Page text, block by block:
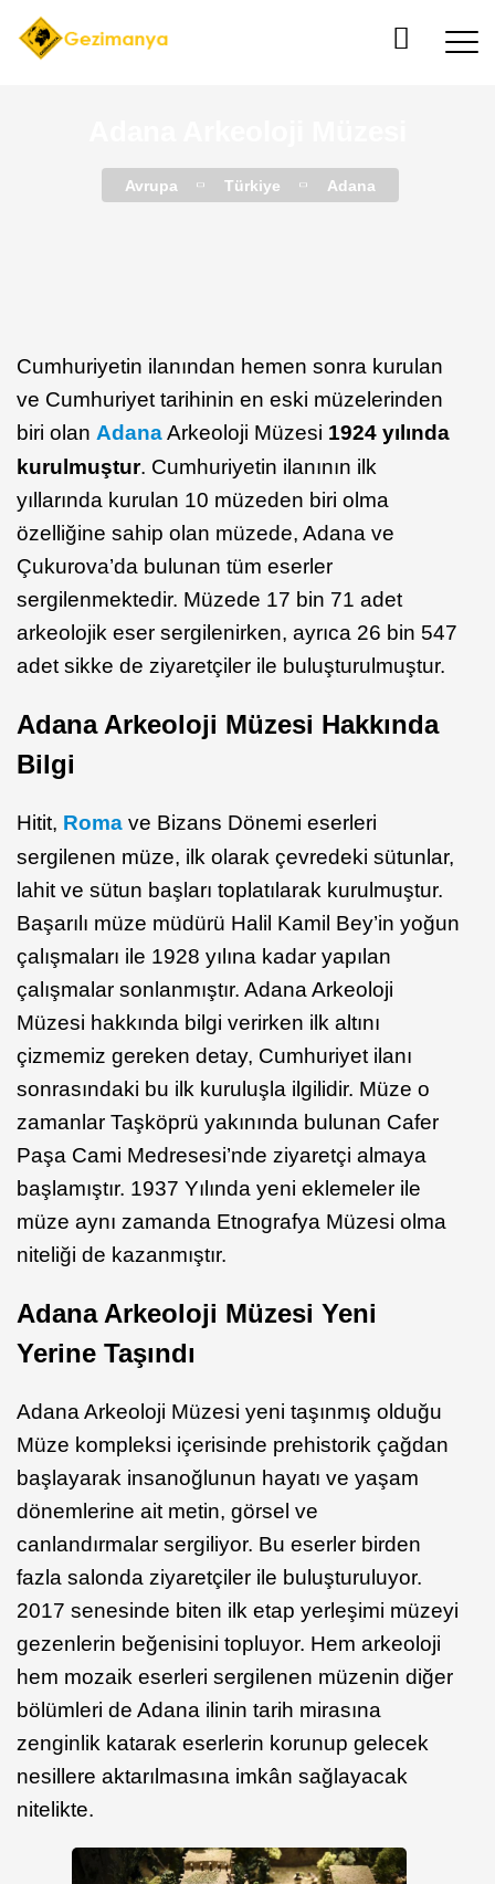
Avrupa Türkiye Adana
Cumhuriyetin ilanından hemen sonra kurulan
ve Cumhuriyet tarihinin en eski müzelerinden
biri olan AdanaArkeoloji Müzesi 1924 yılında
kurulmuştur. Cumhuriyetin ilanının ilk
yıllarında kurulan 10 müzeden biri olma
özelliğine sahip olan müzede, Adana ve
Çukurova’da bulunan tüm eserler
sergilenmektedir. Müzede 17 bin 71 adet
arkeolojik eser sergilenirken, ayrıca 26 bin 547
adet sikke de ziyaretçiler ile buluşturulmuştur.
Adana Arkeoloji Müzesi Hakkında
Bilgi
Hitit, Roma ve Bizans Dönemi eserleri
sergilenen müze, ilk olarak çevredeki sütunlar,
lahit ve sütun başları toplatılarak kurulmuştur.
Başarılı müze müdürü Halil Kamil Bey’in yoğun
çalışmaları ile 1928 yılına kadar yapılan
çalışmalar sonlanmıştır. Adana Arkeoloji
Müzesi hakkında bilgi verirken ilk altını
çizmemiz gereken detay, Cumhuriyet ilanı
sonrasındaki bu ilk kuruluşla ilgilidir. Müze o
zamanlar Taşköprü yakınında bulunan Cafer
Paşa Cami Medresesi’nde ziyaretçi almaya
başlamıştır. 1937 Yılında yeni eklemeler ile
müze aynı zamanda Etnografya Müzesi olma
niteliği de kazanmıştır.
Adana Arkeoloji Müzesi Yeni
Yerine Taşındı
Adana Arkeoloji Müzesi yeni taşınmış olduğu
Müze kompleksi içerisinde prehistorik çağdan
başlayarak insanoğlunun hayatı ve yaşam
dönemlerine ait metin, görsel ve
canlandırmalar sergiliyor. Bu eserler birden
fazla salonda ziyaretçiler ile buluşturuluyor.
2017 senesinde biten ilk etap yerleşimi müzeyi
gezenlerin beğenisini topluyor. Hem arkeoloji
hem mozaik eserleri sergilenen müzenin diğer
bölümleri de Adana ilinin tarih mirasına
zenginlik katarak eserlerin korunup gelecek
nesillere aktarılmasına imkân sağlayacak
nitelikte.